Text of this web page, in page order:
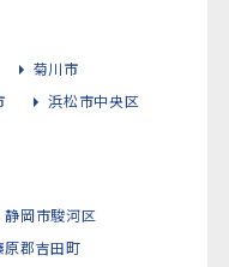
菊川市
浜松市中央区
静岡市駿河区
原郡吉田町